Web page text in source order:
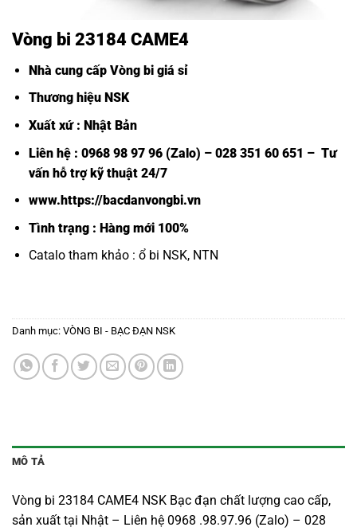
Vòng bi 23184 CAME4
Nhà cung cấp Vòng bi giá sỉ
Thương hiệu NSK
Xuất xứ : Nhật Bản
Liên hệ : 0968 98 97 96 (Zalo) – 028 351 60 651 – Tư
vấn hỗ trợ kỹ thuật 24/7
www.https://bacdanvongbi.vn
Tình trạng : Hàng mới 100%
Catalo tham khảo : ổ bi NSK, NTN
Danh mục: VÒNG BI - BẠC ĐẠN NSK
MÔ TẢ
Vòng bi 23184 CAME4 NSK Bạc đạn chất lượng cao cấp,
sản xuất tại Nhật – Liên hệ 0968 .98.97.96 (Zalo) – 028